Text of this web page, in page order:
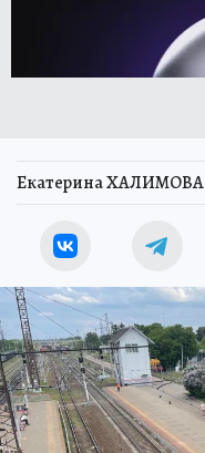
Екатерина ХАЛИМОВА